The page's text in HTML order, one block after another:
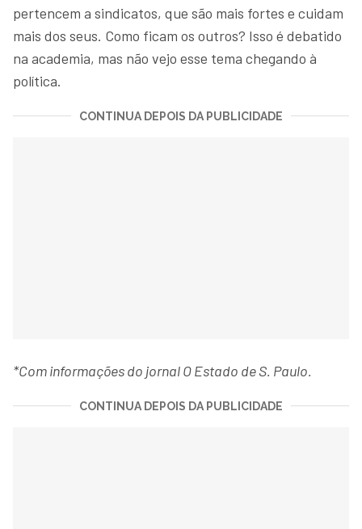
pertencem a sindicatos, que são mais fortes e cuidam
mais dos seus. Como ficam os outros? Isso é debatido
na academia, mas não vejo esse tema chegando à
política.
CONTINUA DEPOIS DA PUBLICIDADE
*Com informações do jornal O Estado de S. Paulo.
CONTINUA DEPOIS DA PUBLICIDADE